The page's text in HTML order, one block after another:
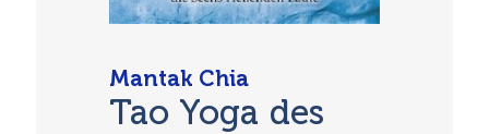
Mantak Chia
Tao Yoga des